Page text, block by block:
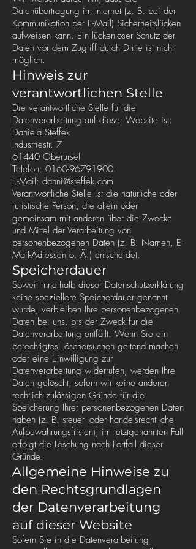
Datenübertragung im Internet (z. B. bei der
Kommunikation per E-Mail) Sicherheitslücken
aufweisen kann. Ein lückenloser Schutz der
Daten vor dem Zugriff durch Dritte ist nicht
möglich.
Hinweis zur
verantwortlichen Stelle
Die verantwortliche Stelle für die
Datenverarbeitung auf dieser Website ist:
Daniela Steffek
Industriestr. 7
61440 Oberursel
Telefon: 0160-96791900
E-Mail: danni@steffek.com
Verantwortliche Stelle ist die natürliche oder
juristische Person, die allein oder
gemeinsam mit anderen über die Zwecke
und Mittel der Verarbeitung von
personenbezogenen Daten (z. B. Namen, E-
Mail-Adressen o. Ä.) entscheidet.
Speicherdauer
Soweit innerhalb dieser Datenschutzerklärung
keine speziellere Speicherdauer genannt
wurde, verbleiben Ihre personenbezogenen
Daten bei uns, bis der Zweck für die
Datenverarbeitung entfällt. Wenn Sie ein
berechtigtes Löschersuchen geltend machen
oder eine Einwilligung zur
Datenverarbeitung widerrufen, werden Ihre
Daten gelöscht, sofern wir keine anderen
rechtlich zulässigen Gründe für die
Speicherung Ihrer personenbezogenen Daten
haben (z. B. steuer- oder handelsrechtliche
Aufbewahrungsfristen); im letztgenannten Fall
erfolgt die Löschung nach Fortfall dieser
Gründe.
Allgemeine Hinweise zu
den Rechtsgrundlagen
der Datenverarbeitung
auf dieser Website
Sofern Sie in die Datenverarbeitung